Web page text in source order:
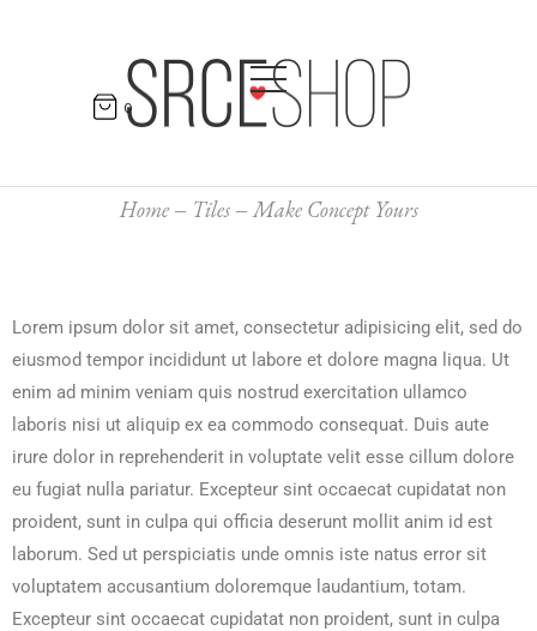
0
Home Tiles Make Concept Yours
Lorem ipsum dolor sit amet, consectetur adipisicing elit, sed do
eiusmod tempor incididunt ut labore et dolore magna liqua. Ut
enim ad minim veniam quis nostrud exercitation ullamco
laboris nisi ut aliquip ex ea commodo consequat. Duis aute
irure dolor in reprehenderit in voluptate velit esse cillum dolore
eu fugiat nulla pariatur. Excepteur sint occaecat cupidatat non
proident, sunt in culpa qui officia deserunt mollit anim id est
laborum. Sed ut perspiciatis unde omnis iste natus error sit
voluptatem accusantium doloremque laudantium, totam.
Excepteur sint occaecat cupidatat non proident, sunt in culpa